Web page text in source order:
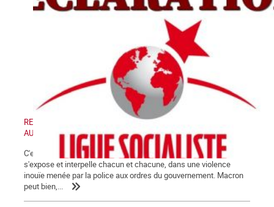
RETRAIT DE LA LOI « SECURITE GLOBALE » - MANIFESTATION
AUJOURD'HUI SAMEDI 28 NOVEMBRE 2020
C'est désormais au grand jour que la crise de fin de régime
s'expose et interpelle chacun et chacune, dans une violence
inouïe menée par la police aux ordres du gouvernement. Macron
peut bien,...